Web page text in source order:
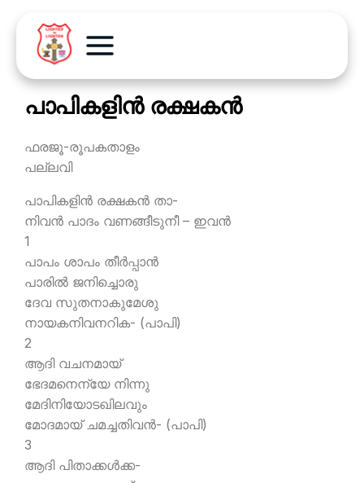
പാപികളിന്‍ രക്ഷകന്‍
ഫരജൂ-രൂപകതാളം
പല്ലവി
പാപികളിന്‍ രക്ഷകന്‍ താ-
നിവന്‍ പാദം വണങ്ങീടുനീ – ഇവന്‍
1
പാപം ശാപം തീര്‍പ്പാന്‍
പാരില്‍ ജനിച്ചൊരു
ദേവ സുതനാകുമേശു
നായകനിവനറിക- (പാപി)
2
ആദി വചനമായ്
ഭേദമനെന്യേ നിന്നു
മേദിനിയോടഖിലവും
മോദമായ് ചമച്ചതിവന്‍- (പാപി)
3
ആദി പിതാക്കള്‍ക്ക-